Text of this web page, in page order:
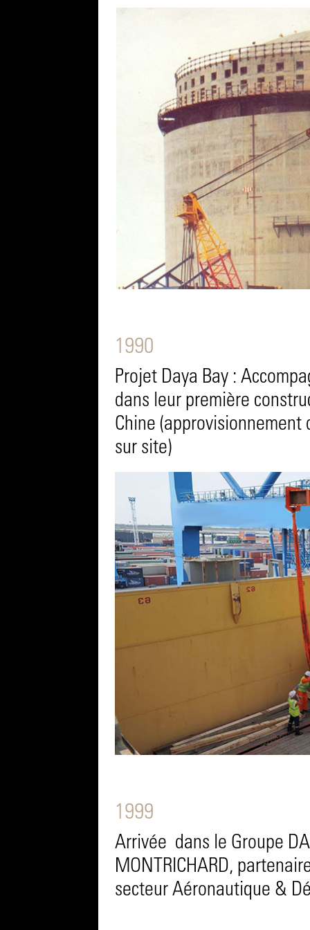
1990
Projet Daya Bay :
dans leur première
Chine
sur site)
1999
Arrivée dans le Groupe
MONTRICHARD,
secteur Aéronautique &